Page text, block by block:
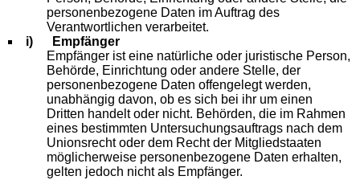
personenbezogene Daten im Auftrag des
Verantwortlichen verarbeitet.
i) Empfänger
Empfänger ist eine natürliche oder juristische Person,
Behörde, Einrichtung oder andere Stelle, der
personenbezogene Daten offengelegt werden,
unabhängig davon, ob es sich bei ihr um einen
Dritten handelt oder nicht. Behörden, die im Rahmen
eines bestimmten Untersuchungsauftrags nach dem
Unionsrecht oder dem Recht der Mitgliedstaaten
möglicherweise personenbezogene Daten erhalten,
gelten jedoch nicht als Empfänger.